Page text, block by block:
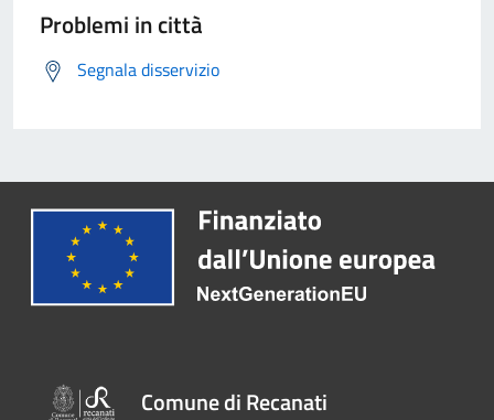
Problemi in città
Segnala disservizio
Comune di Recanati